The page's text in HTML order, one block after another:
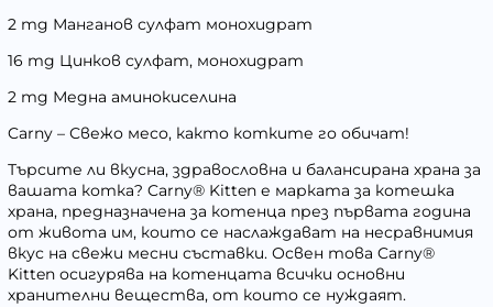
2 mg Манганов сулфат монохидрат
16 mg Цинков сулфат, монохидрат
2 mg Медна аминокиселина
Carny – Свежо месо, както котките го обичат!
Търсите ли вкусна, здравословна и балансирана храна за
вашата котка? Carny® Kitten е марката за котешка
храна, предназначена за котенца през първата година
от живота им, които се наслаждават на несравнимия
вкус на свежи месни съставки. Освен това Carny®
Kitten осигурява на котенцата всички основни
хранителни вещества, от които се нуждаят.